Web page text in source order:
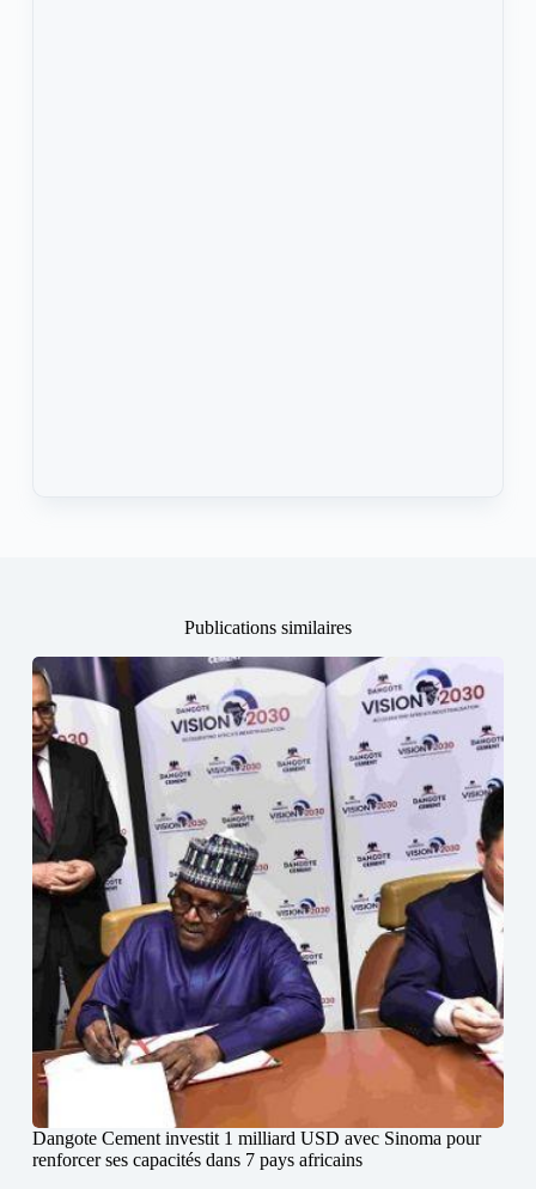
Publications similaires
Dangote Cement investit 1 milliard USD avec Sinoma pour
renforcer ses capacités dans 7 pays africains